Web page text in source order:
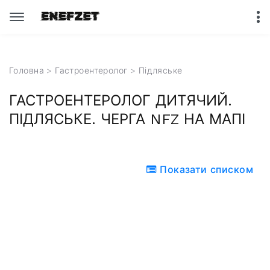
Головна > Гастроентеролог > Підляське
ГАСТРОЕНТЕРОЛОГ ДИТЯЧИЙ.
ПІДЛЯСЬКЕ. ЧЕРГА NFZ НА МАПІ
Показати списком